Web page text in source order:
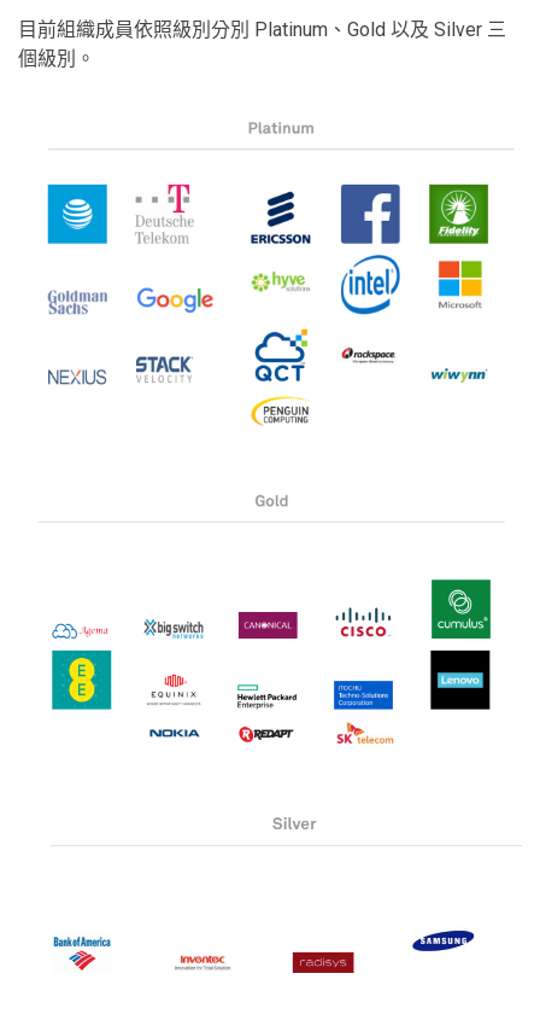
目前組織成員依照級別分別 Platinum、Gold 以及 Silver 三
個級別。